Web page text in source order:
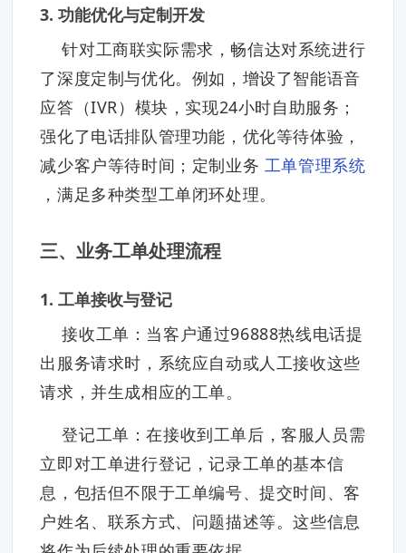
3. 功能优化与定制开发
针对工商联实际需求，畅信达对系统进行
了深度定制与优化。例如，增设了智能语音
应答（IVR）模块，实现24小时自助服务；
强化了电话排队管理功能，优化等待体验，
减少客户等待时间；定制业务 工单管理系统
，满足多种类型工单闭环处理。
三、业务工单处理流程
1. 工单接收与登记
接收工单：当客户通过96888热线电话提
出服务请求时，系统应自动或人工接收这些
请求，并生成相应的工单。
登记工单：在接收到工单后，客服人员需
立即对工单进行登记，记录工单的基本信
息，包括但不限于工单编号、提交时间、客
户姓名、联系方式、问题描述等。这些信息